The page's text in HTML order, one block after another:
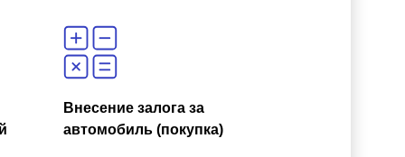
Внесение залога за
автомобиль (покупка)